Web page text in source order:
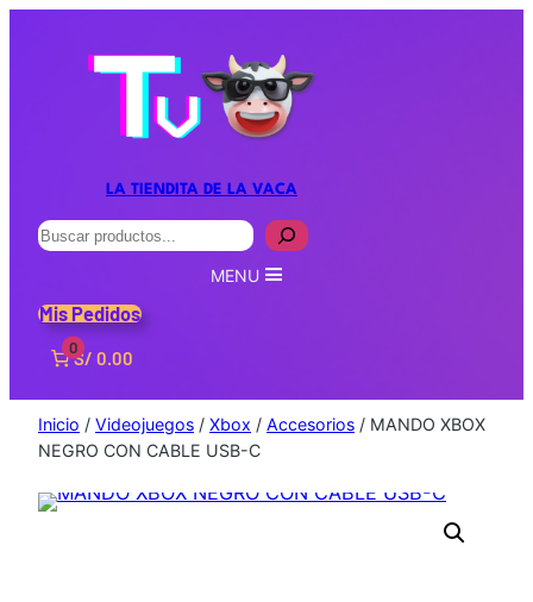
LA TIENDITA DE LA VACA
Buscar
MENU
Mis Pedidos
0
S/ 0.00
Inicio / Videojuegos / Xbox / Accesorios / MANDO XBOX
NEGRO CON CABLE USB-C